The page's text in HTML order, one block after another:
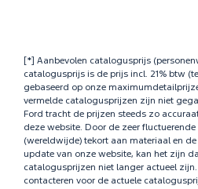
[*] Aanbevolen catalogusprijs
catalogusprijs is de prijs incl. 21% btw
gebaseerd op onze
vermelde catalogusprijzen zijn niet
Ford tracht de prijzen steeds zo
deze website. Door de zeer
(wereldwijde) tekort aan materiaal en
update van onze website, kan het zijn
catalogusprijzen niet langer actueel
contacteren voor de actuele